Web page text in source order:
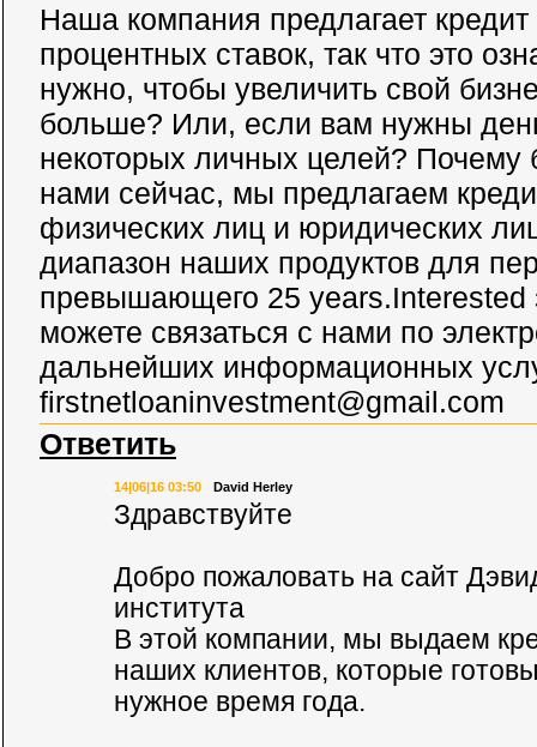
Наша компания предлагает
процентных ставок, так что это
нужно, чтобы увеличить свой
больше? Или, если вам нужны
некоторых личных целей? Почему
нами сейчас, мы предлагаем
физических лиц и юридических
диапазон наших продуктов для
превышающего 25 years.Interested
можете связаться с нами по
дальнейших информационных
firstnetloaninvestment@gmail.com
Ответить
14|06|16 03:50 David Herley
Здравствуйте
Добро пожаловать на сайт
института
В этой компании, мы выдаем
наших клиентов, которые
нужное время года.